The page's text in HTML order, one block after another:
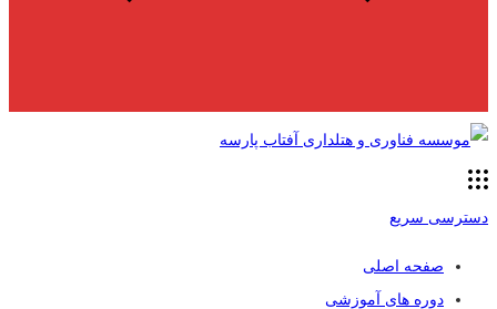
دسترسی سریع
صفحه اصلی
دوره های آموزشی